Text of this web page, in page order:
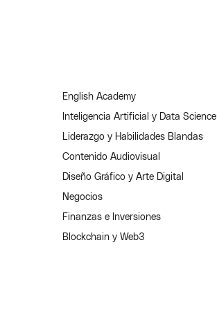
English Academy
Inteligencia Artificial y Data Science
Liderazgo y Habilidades Blandas
Contenido Audiovisual
Diseño Gráfico y Arte Digital
Negocios
Finanzas e Inversiones
Blockchain y Web3